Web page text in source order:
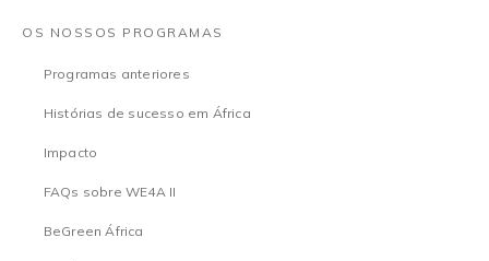
OS NOSSOS PROGRAMAS
Programas anteriores
Histórias de sucesso em África
Impacto
FAQs sobre WE4A II
BeGreen África